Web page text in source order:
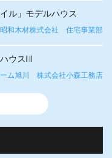
ル」モデルハウス
昭和木材株式会社 住宅事業部
ウスⅢ
ム旭川 株式会社小森工務店